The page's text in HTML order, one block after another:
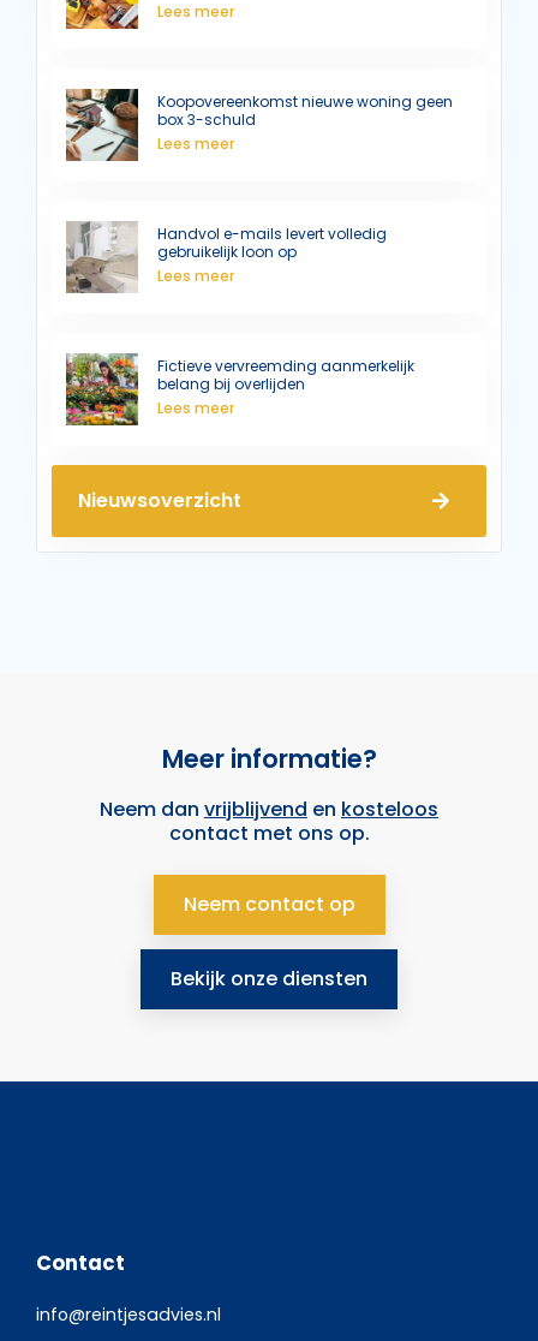
Lees meer
Koopovereenkomst nieuwe woning geen
box 3-schuld
Lees meer
Handvol e-mails levert volledig
gebruikelijk loon op
Lees meer
Fictieve vervreemding aanmerkelijk
belang bij overlijden
Lees meer
Nieuwsoverzicht
Meer informatie?
Neem dan vrijblijvend en kosteloos
contact met ons op.
Neem contact op
Bekijk onze diensten
Contact
info@reintjesadvies.nl